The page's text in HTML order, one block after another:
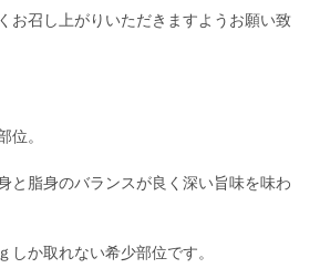
お召し上がりいただきますようお願い致
位。
と脂身のバランスが良く深い旨味を味わ
しか取れない希少部位です。